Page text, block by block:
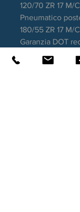
120/70 ZR 17 M/
Pneumatico
180/55 ZR 17 M/
Garanzia DOT